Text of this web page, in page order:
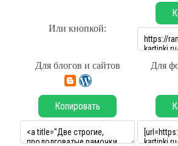
Или кнопкой:
Для блогов и сайтов Для
Копировать